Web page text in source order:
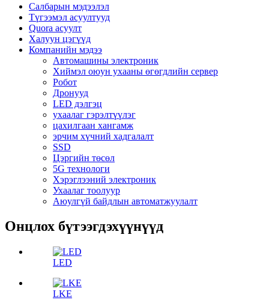
Салбарын мэдээлэл
Түгээмэл асуултууд
Quora асуулт
Халуун цэгүүд
Компанийн мэдээ
Автомашины электроник
Хиймэл оюун ухааны өгөгдлийн сервер
Робот
Дронууд
LED дэлгэц
ухаалаг гэрэлтүүлэг
цахилгаан хангамж
эрчим хүчний хадгалалт
SSD
Цэргийн төсөл
5G технологи
Хэрэглээний электроник
Ухаалаг тоолуур
Аюулгүй байдлын автоматжуулалт
Онцлох бүтээгдэхүүнүүд
LED
LKE